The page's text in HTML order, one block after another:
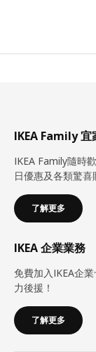
IKEA Family 宜
IKEA Family隨時
日優惠及各類驚喜
了解更多
IKEA 企業業務
免費加入IKEA企
力後援！
了解更多